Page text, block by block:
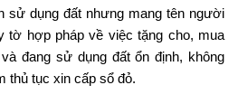
sử dụng đất nhưng mang tên người
tờ hợp pháp về việc tặng cho, mua
đang sử dụng đất ổn định, không
thủ tục xin cấp sổ đỏ.